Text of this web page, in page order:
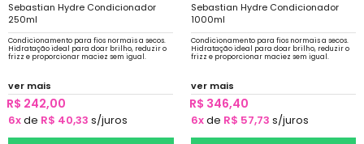
Sebastian Hydre Condicionador
250ml
Condicionamento para fios normais a secos.
Hidratação ideal para doar brilho, reduzir o
frizz e proporcionar maciez sem igual.
ver mais
R$ 242,00
6xde R$ 40,33 s/juros
Sebastian Hydre Condicionador
1000ml
Condicionamento para fios normais a secos.
Hidratação ideal para doar brilho, reduzir o
frizz e proporcionar maciez sem igual.
ver mais
R$ 346,40
6xde R$ 57,73 s/juros